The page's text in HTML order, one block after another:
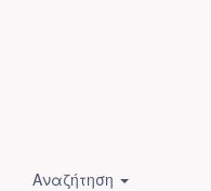
Αναζήτηση